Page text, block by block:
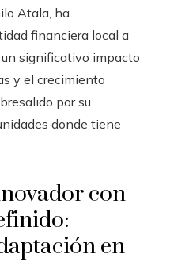
Atala, ha
financiera local a
significativo impacto
y el crecimiento
por su
donde tiene
con
en